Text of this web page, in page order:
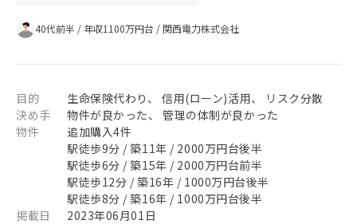
40代前半 / 年収1100万円台 /関西電力株式会社
目的
生命保険代わり、 信用(ローン)活用、 リスク分散
決め手
物件が良かった、 管理の体制が良かった
物件
追加購入4件
駅徒歩9分 / 築11年 / 2000万円台後半
駅徒歩6分 / 築15年 / 2000万円台前半
駅徒歩12分 / 築16年 / 1000万円台後半
駅徒歩8分 / 築16年 / 1000万円台後半
掲載日
2023年06月01日